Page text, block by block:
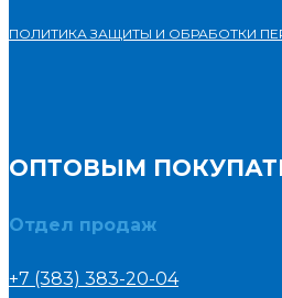
ПОЛИТИКА ЗАЩИТЫ И ОБРАБОТКИ
ОПТОВЫМ
Отдел продаж
+7 (383) 383-20-04